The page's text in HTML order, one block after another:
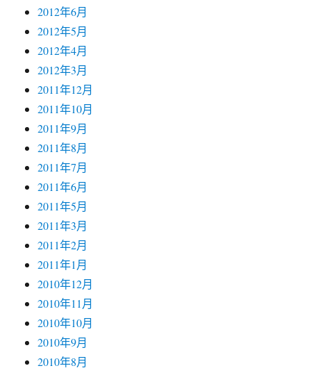
2012年6月
2012年5月
2012年4月
2012年3月
2011年12月
2011年10月
2011年9月
2011年8月
2011年7月
2011年6月
2011年5月
2011年3月
2011年2月
2011年1月
2010年12月
2010年11月
2010年10月
2010年9月
2010年8月